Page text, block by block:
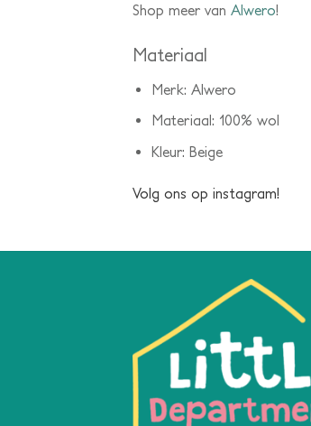
Shop meer van Alwero!
Materiaal
Merk: Alwero
Materiaal: 100% wol
Kleur: Beige
Volg ons op instagram!